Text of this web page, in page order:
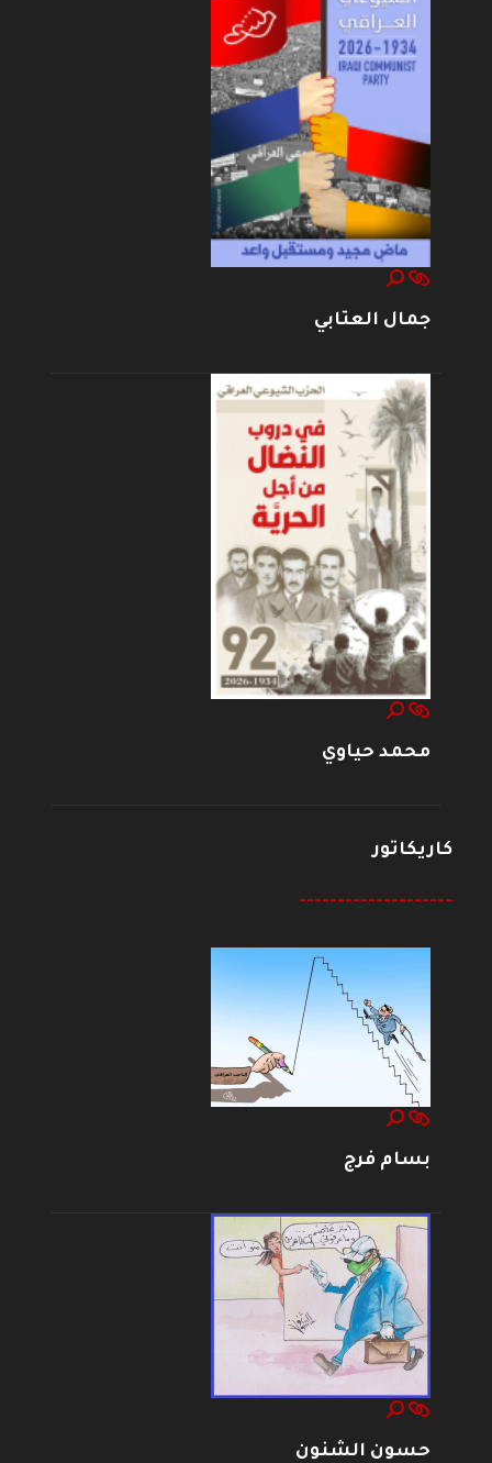
جمال العتابي
محمد حياوي
كاريكاتور
--------------------
بسام فرج
حسون الشنون